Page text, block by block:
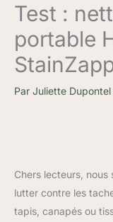
Test :
portable
Par Juliette Dupontel
Chers lecteurs,
lutter contre les
tapis, canapés ou